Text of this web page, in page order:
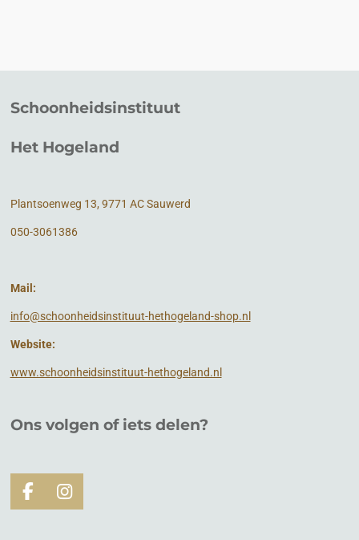
Schoonheidsinstituut
Het Hogeland
Plantsoenweg 13, 9771 AC Sauwerd
050-3061386
Mail:
info@schoonheidsinstituut-hethogeland-shop.nl
Website:
www.schoonheidsinstituut-hethogeland.nl
Ons volgen of iets delen?
F
a
I
n